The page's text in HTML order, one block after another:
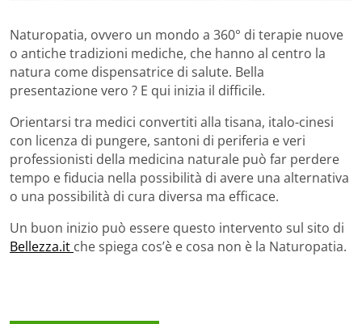
Naturopatia, ovvero un mondo a 360° di terapie nuove
o antiche tradizioni mediche, che hanno al centro la
natura come dispensatrice di salute. Bella
presentazione vero ? E qui inizia il difficile.
Orientarsi tra medici convertiti alla tisana, italo-cinesi
con licenza di pungere, santoni di periferia e veri
professionisti della medicina naturale può far perdere
tempo e fiducia nella possibilità di avere una alternativa
o una possibilità di cura diversa ma efficace.
Un buon inizio può essere questo intervento sul sito di
Bellezza.it che spiega cos’è e cosa non è la Naturopatia.